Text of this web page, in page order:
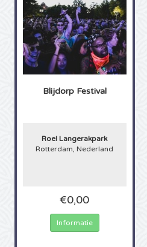
van de liedjes van Blijdorp
oefenen, want vanuit uw luie stoel
voordat u het weet heeft u de
ticketspecialist 4Alltickets.nl!
Kaartjes Blijdorp Festival
staat in uw kast de gehele cd
hedendaagse hype betreft,
mum van tijd uitverkocht!
Blijdorp Festival
Roel Langerakpark
Rotterdam, Nederland
€0,00
Informatie